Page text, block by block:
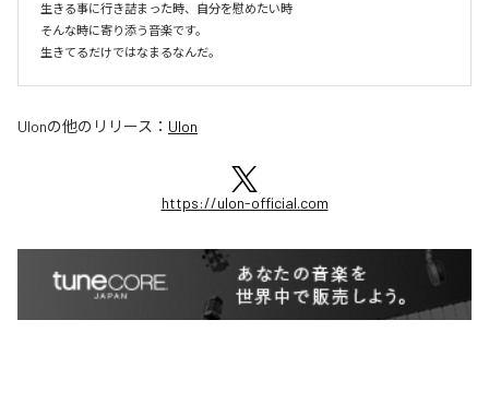
生きる事に行き詰まった時、自分を慰めたい時
そんな時に寄り添う音楽です。
生きてるだけではなまるなんだ。
Ulonの他のリリース： Ulon
https://ulon-official.com